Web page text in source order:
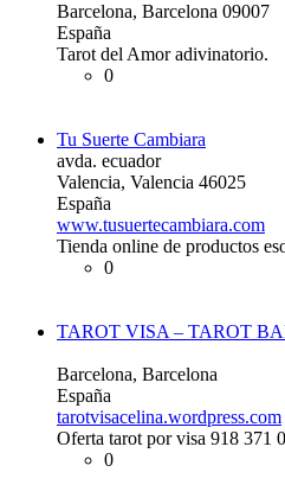
Barcelona, Barcelona 09007
España
Tarot del Amor adivinatorio.
0
Tu Suerte Cambiara
avda. ecuador
Valencia, Valencia 46025
España
www.tusuertecambiara.com
Tienda online de productos
0
TAROT VISA – TAROT
Barcelona, Barcelona
España
tarotvisacelina.wordpress.com
Oferta tarot por visa 918 371
0